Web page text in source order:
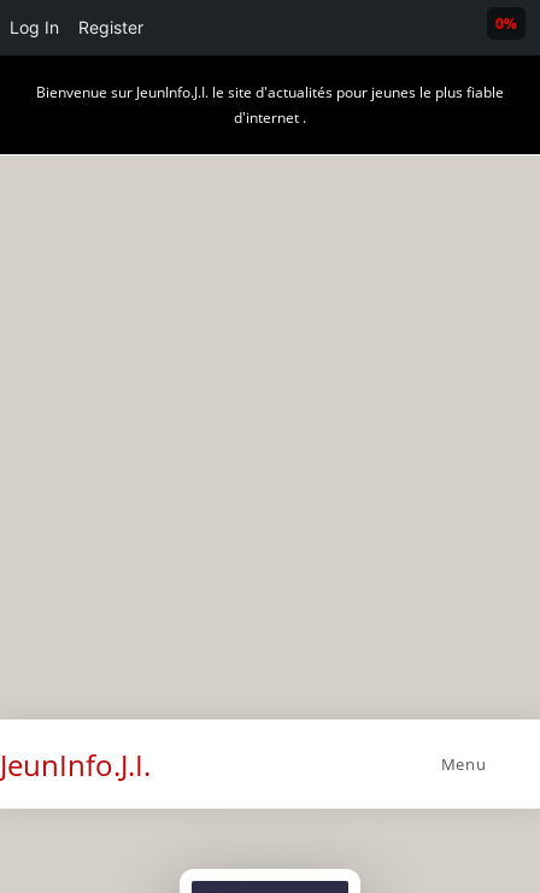
Log In Register
Bienvenue sur JeunInfo.J.I. le site d'actualités pour jeunes le plus fiable
d'internet .
JeunInfo.J.I. Menu
0%